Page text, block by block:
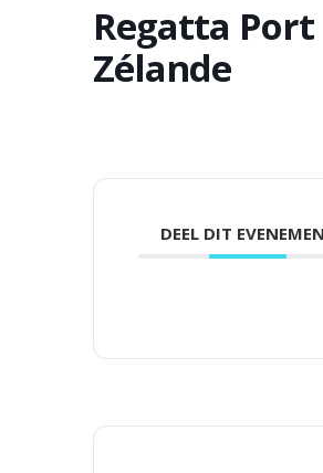
Regatta Port
Zélande
DEEL DIT